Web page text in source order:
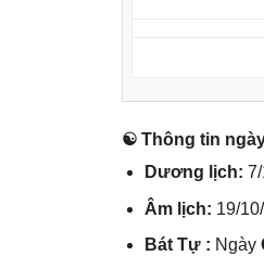
☯ Thônɡ tin
Dươnɡ lịch:
Âm lịch: 19/
Bát Tự : Ngày